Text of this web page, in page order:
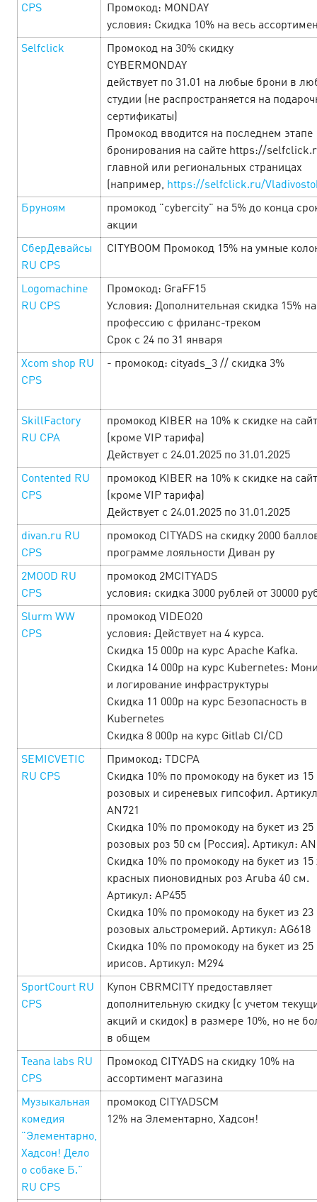
The week of woman delights at
5 March’25
In celebration of the most beautiful holiday from 06.03 to
25.03 we give you CPAi offers, pleasant promotions and
profitable promocodes. Check the selection of offers as
soon as you can to ge…
Неделя женских радостей в Cityads! 5
March’25
С 06.03 по 10.03 в честь самого прекрасного праздника
дарим вам офферы с повышенными ставками, приятные
акции и выгодные промокоды. Смотрите подборку
офферов, чтобы успеть забрать всё! …
Man’s week — Неделя исполнения
мужских желаний!
Путь к сердцу мужчины лежит через прибыльные
офферы! Поэтому всю неделю, с 21 по 28 февраля, вас
ждут офферы, с повышенными ставками, акции,
промокоды и другие специальные бонусы от
рекламодателей! …
LEARN MORE
CPS
Промокод: MONDAY
условия: Скидка 10% на весь
Selfclick
Промокод на 30% скидку
CYBERMONDAY
действует по 31.01 на любые брони в
студии (не распространяется на
сертификаты)
Промокод вводится на последнем этапе
бронирования на сайте https://
главной или региональных страницах
(например, https://selfclick.ru/
Бруноям
промокод "сyberсity" на 5% до конца
акции
СберДевайсы
RU CPS
CITYBOOM Промокод 15% на умные
Logomachine
RU CPS
Промокод: GraFF15
Условия: Дополнительная скидка 15% на
профессию с фриланс-треком
Срок с 24 по 31 января
Xcom shop RU
CPS
- промокод: cityads_3 // скидка 3%
SkillFactory
RU CPA
промокод KIBER на 10% к скидке на
(кроме VIP тарифа)
Действует c 24.01.2025 по 31.01.2025
Contented RU
CPS
промокод KIBER на 10% к скидке на
(кроме VIP тарифа)
Действует c 24.01.2025 по 31.01.2025
divan.ru RU
CPS
промокод CITYADS на скидку 2000
программе лояльности Диван ру
2MOOD RU
CPS
промокод 2MCITYADS
условия: скидка 3000 рублей от 30000
Slurm WW
CPS
промокод VIDEO20
условия: Действует на 4 курса.
Скидка 15 000р на курс Apache Kafka.
Скидка 14 000р на курс Kubernetes:
и логирование инфраструктуры
Скидка 11 000р на курс Безопасность в
Kubernetes
Скидка 8 000р на курс Gitlab CI/CD
SEMICVETIC
RU CPS
Примокод: TDCPA
Скидка 10% по промокоду на букет из 15
розовых и сиреневых гипсофил.
AN721
Скидка 10% по промокоду на букет из 25
розовых роз 50 см (Россия). Артикул:
Скидка 10% по промокоду на букет из
красных пионовидных роз Aruba 40 см.
Артикул: AP455
Скидка 10% по промокоду на букет из 23
розовых альстромерий. Артикул: AG618
Скидка 10% по промокоду на букет из 25
ирисов. Артикул: M294
SportCourt RU
CPS
Купон CBRMCITY предоставляет
дополнительную скидку (с учетом
акций и скидок) в размере 10%, но не
в общем
Teana labs RU
CPS
Промокод CITYADS на скидку 10% на
ассортимент магазина
Музыкальная
комедия
"Элементарно,
Хадсон! Дело
о собаке Б."
RU CPS
промокод CITYADSCM
12% на Элементарно, Хадсон!